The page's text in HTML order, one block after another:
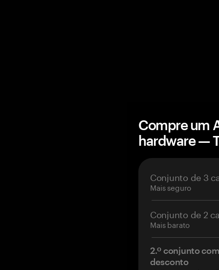
Compre um
hardware —
Conjunto de 3
Mais seguro
Conjunto de 2
Mais barato
2.º conjunto
desconto